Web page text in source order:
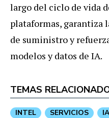
largo del ciclo de vida
plataformas, garantiza
de suministro y
modelos y datos de IA.
TEMAS
INTEL SERVICIOS IA